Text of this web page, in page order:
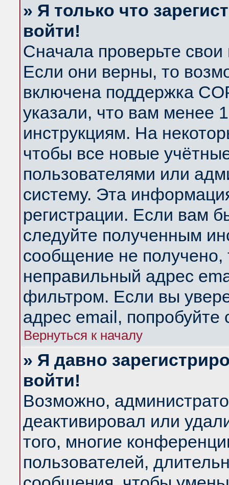
» Я только что
войти!
Сначала проверьте
Если они верны, то
включена поддержка
указали, что вам менее
инструкциям. На
чтобы все новые
пользователями или
систему. Эта
регистрации. Если вам
следуйте полученным
сообщение не получено,
неправильный адрес
фильтром. Если вы
адрес email, попробуйте
Вернуться к началу
» Я давно
войти!
Возможно,
деактивировал или
того, многие
пользователей,